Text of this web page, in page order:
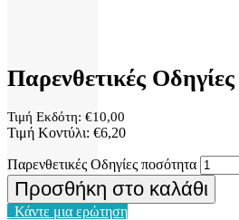
Παρενθετικές Οδηγίες
Τιμή Εκδότη: €10,00
Τιμή Κοντύλι: €6,20
Παρενθετικές Οδηγίες ποσότητα
Προσθήκη στο καλάθι
Κάντε μια ερώτηση